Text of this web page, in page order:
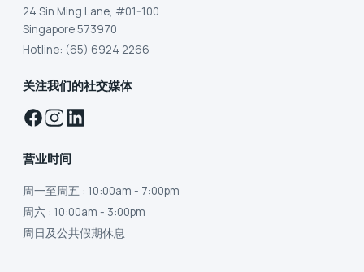
24 Sin Ming Lane, #01-100
Singapore 573970
Hotline: (65) 6924 2266
关注我们的社交媒体
营业时间
周一至周五 : 10:00am - 7:00pm
周六 : 10:00am - 3:00pm
周日及公共假期休息